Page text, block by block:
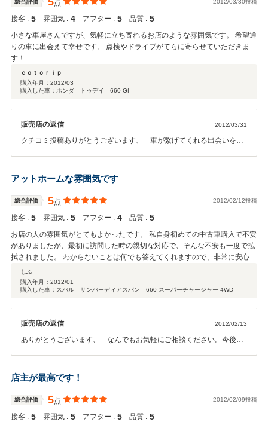
総合評価 点 2012/03/30投稿
接客 : 5 雰囲気 : 4 アフター : 5 品質 : 5
小さな車屋さんですが、気軽に立ち寄れるお店のような雰囲気です。 希望通
りの車に出会えて幸せです。 点検やドライブがてらに寄らせていただきま
す！
ｃｏｔｏｒｉｐ
購入年月： 2012/03
購入した車：ホンダ トゥデイ 660 Gf
販売店の返信 2012/03/31
クチコミ投稿ありがとうございます、 車が繋げてくれる出会いを大
談下ください。
アットホームな雰囲気です
総合評価 5点 2012/02/12投稿
接客 : 5 雰囲気 : 5 アフター : 4 品質 : 5
お店の人の雰囲気がとてもよかったです。 私自身初めての中古車購入で不安
がありましたが、最初に訪問した時の親切な対応で、そんな不安も一度で払
拭されました。 わからないことは何でも答えてくれますので、非常に安心感
があります。 ETCの取り付けなどで今後もちょくちょく伺います！
しふ
購入年月： 2012/01
購入した車：スバル サンバーディアスバン 660 スーパーチャージャー 4WD
販売店の返信 2012/02/13
ありがとうございます、 なんでもお気軽にご相談ください。今後も
店主が最高です！
総合評価 5点 2012/02/09投稿
接客 : 5 雰囲気 : 5 アフター : 5 品質 : 5